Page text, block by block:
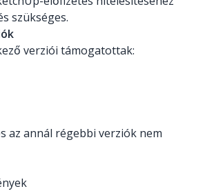
szükséges.
verziói támogatottak:
az annál régebbi verziók nem